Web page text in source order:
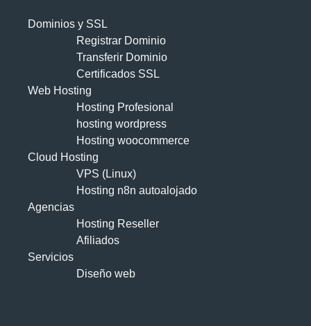
Dominios y SSL
Registrar Dominio
Transferir Dominio
Certificados SSL
Web Hosting
Hosting Profesional
hosting wordpress
Hosting woocommerce
Cloud Hosting
VPS (Linux)
Hosting n8n autoalojado
Agencias
Hosting Reseller
Afiliados
Servicios
Diseño web